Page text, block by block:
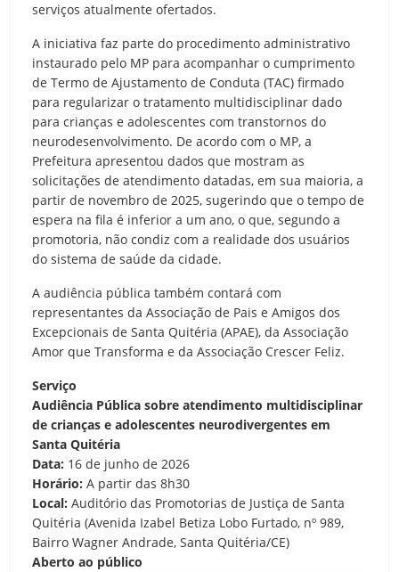
serviços atualmente ofertados.
A iniciativa faz parte do procedimento administrativo
instaurado pelo MP para acompanhar o cumprimento
de Termo de Ajustamento de Conduta (TAC) firmado
para regularizar o tratamento multidisciplinar dado
para crianças e adolescentes com transtornos do
neurodesenvolvimento. De acordo com o MP, a
Prefeitura apresentou dados que mostram as
solicitações de atendimento datadas, em sua maioria, a
partir de novembro de 2025, sugerindo que o tempo de
espera na fila é inferior a um ano, o que, segundo a
promotoria, não condiz com a realidade dos usuários
do sistema de saúde da cidade.
A audiência pública também contará com
representantes da Associação de Pais e Amigos dos
Excepcionais de Santa Quitéria (APAE), da Associação
Amor que Transforma e da Associação Crescer Feliz.
Serviço
Audiência Pública sobre atendimento multidisciplinar
de crianças e adolescentes neurodivergentes em
Santa Quitéria
Data: 16 de junho de 2026
Horário: A partir das 8h30
Local: Auditório das Promotorias de Justiça de Santa
Quitéria (Avenida Izabel Betiza Lobo Furtado, nº 989,
Bairro Wagner Andrade, Santa Quitéria/CE)
Aberto ao público